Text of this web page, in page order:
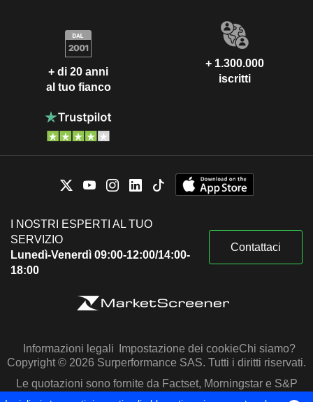
+ di 20 anni
al tuo fianco
+ 1.300.000
iscritti
I NOSTRI ESPERTI AL TUO
SERVIZIO
Lunedì-Venerdì 09:00-12:00/14:00-
18:00
Contattaci
Informazioni legali Impostazione dei cookieChi siamo?
Copyright © 2026 Surperformance SAS. Tutti i diritti riservati.
Le quotazioni sono fornite da Factset, Morningstar e S&P
Capital IQ